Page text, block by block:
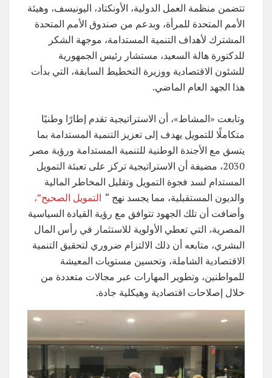
تتضمن منظمة العمل الدولية، الأونكتاد، اليونيسف، وهيئة
الأمم المتحدة للمرأة، وبدعم من صندوق الأمم المتحدة
المشترك لأهداف التنمية المستدامة، موجهة الشكر
للدكتورة هالة السعيد، مستشار رئيس الجمهورية
للشئون الاقتصادية ووزيرة التخطيط السابقة، التي بدأت
هذا الجهد العام الماضي.
وتابعت «المشاط»، أن الاستراتيجية تقدم إطارًا وطنيًا
متكاملًا للتمويل يهدف إلى تعزيز التنمية المستدامة بما
يتسق مع الأجندة الوطنية للتنمية المستدامة ورؤية مصر
2030، مضيفة أن الاستراتيجية تركز على تعبئة التمويل
المستدام لسد فجوة التمويل وتقليل المخاطر المالية
والديون المستقبلية، مما يجسد نهج “ التمويل الصحيح”،
وأضافت أن تلك الجهود تتوافق مع رؤية القيادة السياسية
المصرية، التي تعطي الأولوية للاستثمار في رأس المال
البشري، متابعه أن ذلك الالتزام ضروري لتحقيق التنمية
الاقتصادية الشاملة، وتحسين مستويات المعيشة
للمواطنين، وتطوير المهارات عبر مجالات متعددة من
خلال إصلاحات اقتصادية وهيكلية جادة.